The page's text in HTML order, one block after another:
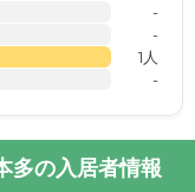
-
-
1人
-
多の入居者情報